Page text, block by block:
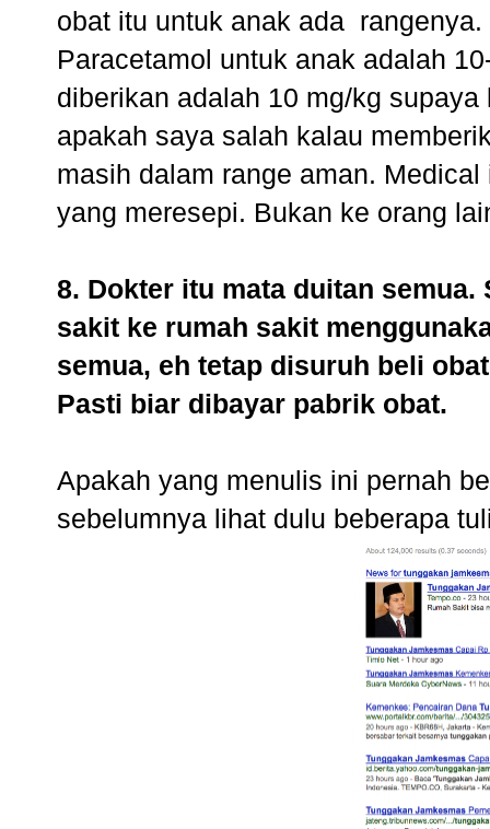
obat itu untuk anak ada
Paracetamol untuk anak adalah
diberikan adalah 10 mg/kg
apakah saya salah kalau
masih dalam range aman.
yang meresepi. Bukan ke orang
8. Dokter itu mata duitan semua.
sakit ke rumah sakit
semua, eh tetap disuruh beli
Pasti biar dibayar pabrik obat.
Apakah yang menulis ini pernah
sebelumnya lihat dulu beberapa